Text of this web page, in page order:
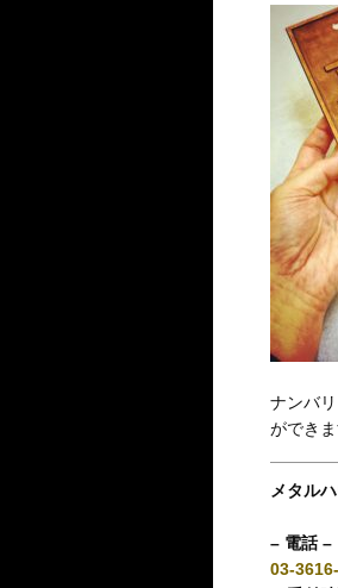
ナンバ
ができ
メタル
– 電話 –
03-